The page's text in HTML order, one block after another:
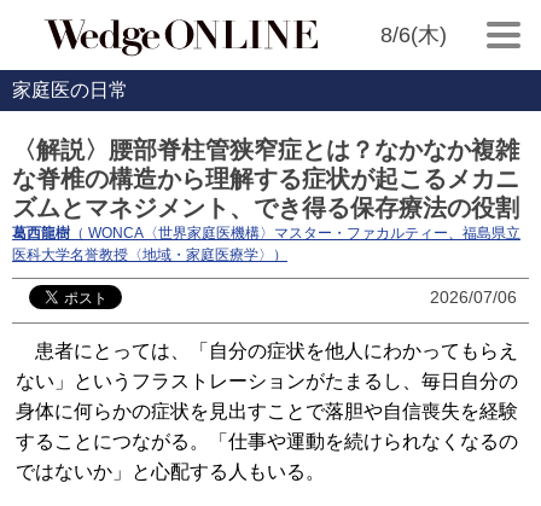
8/6(木)
家庭医の日常
〈解説〉腰部脊柱管狭窄症とは？なかなか複雑
な脊椎の構造から理解する症状が起こるメカニ
ズムとマネジメント、でき得る保存療法の役割
葛西龍樹 （ WONCA〈世界家庭医機構〉マスター・ファカルティー、福島県立
医科大学名誉教授〈地域・家庭医療学〉）
2026/07/06
患者にとっては、「自分の症状を他人にわかってもらえ
ない」というフラストレーションがたまるし、毎日自分の
身体に何らかの症状を見出すことで落胆や自信喪失を経験
することにつながる。「仕事や運動を続けられなくなるの
ではないか」と心配する人もいる。